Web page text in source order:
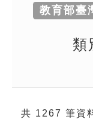
成語故事
索引選單
教育部臺
類
共 1267 筆資